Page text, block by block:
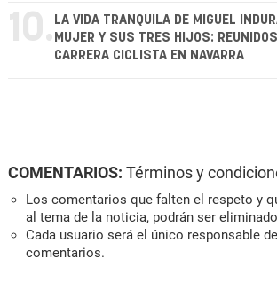
10. LA VIDA TRANQUILA DE MIGUEL
MUJER Y SUS TRES HIJOS:
CARRERA CICLISTA EN NAVARRA
COMENTARIOS: Términos y
Los comentarios que falten el respeto y
al tema de la noticia, podrán ser
Cada usuario será el único responsable
comentarios.